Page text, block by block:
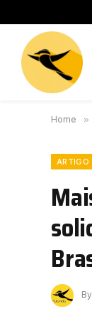
Home »
ARTIGO
By